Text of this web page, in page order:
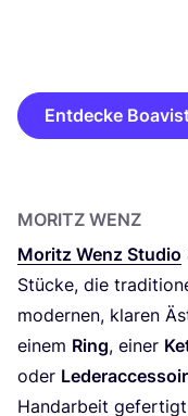
Entdecke
MORITZ WENZ
Moritz Wenz Stu­dio
Stü­cke, die
moder­nen, kla­ren
einem Ring, einer
oder
Hand­ar­beit